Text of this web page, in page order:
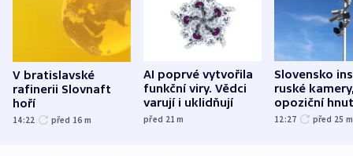
V bratislavské
rafinerii Slovnaft
hoří
14:22 před 16 m
AI poprvé vytvořila
funkční viry. Vědci
varují i uklidňují
před 21m
Slovensko
ruské
opoziční
12:27 před 25 m